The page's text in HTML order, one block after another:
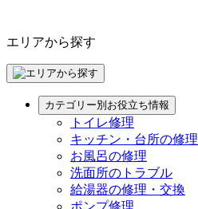
エリアから探す
カテゴリー別お役立ち情報
トイレ修理
キッチン・台所の修理
お風呂の修理
洗面所のトラブル
給湯器の修理・交換
ポンプ修理